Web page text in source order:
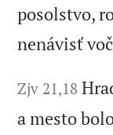
posolstvo,
nenávisť
Zjv 21,18
a mesto